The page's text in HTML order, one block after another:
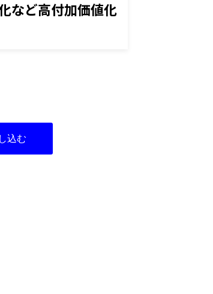
など高付加価値化
込む